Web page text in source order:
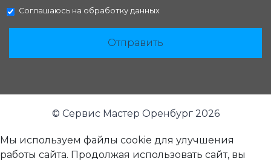
Соглашаюсь на обработку данных
Отправить
© Сервис Мастер Оренбург 2026
Мы используем файлы cookie для улучшения
работы сайта. Продолжая использовать сайт, вы